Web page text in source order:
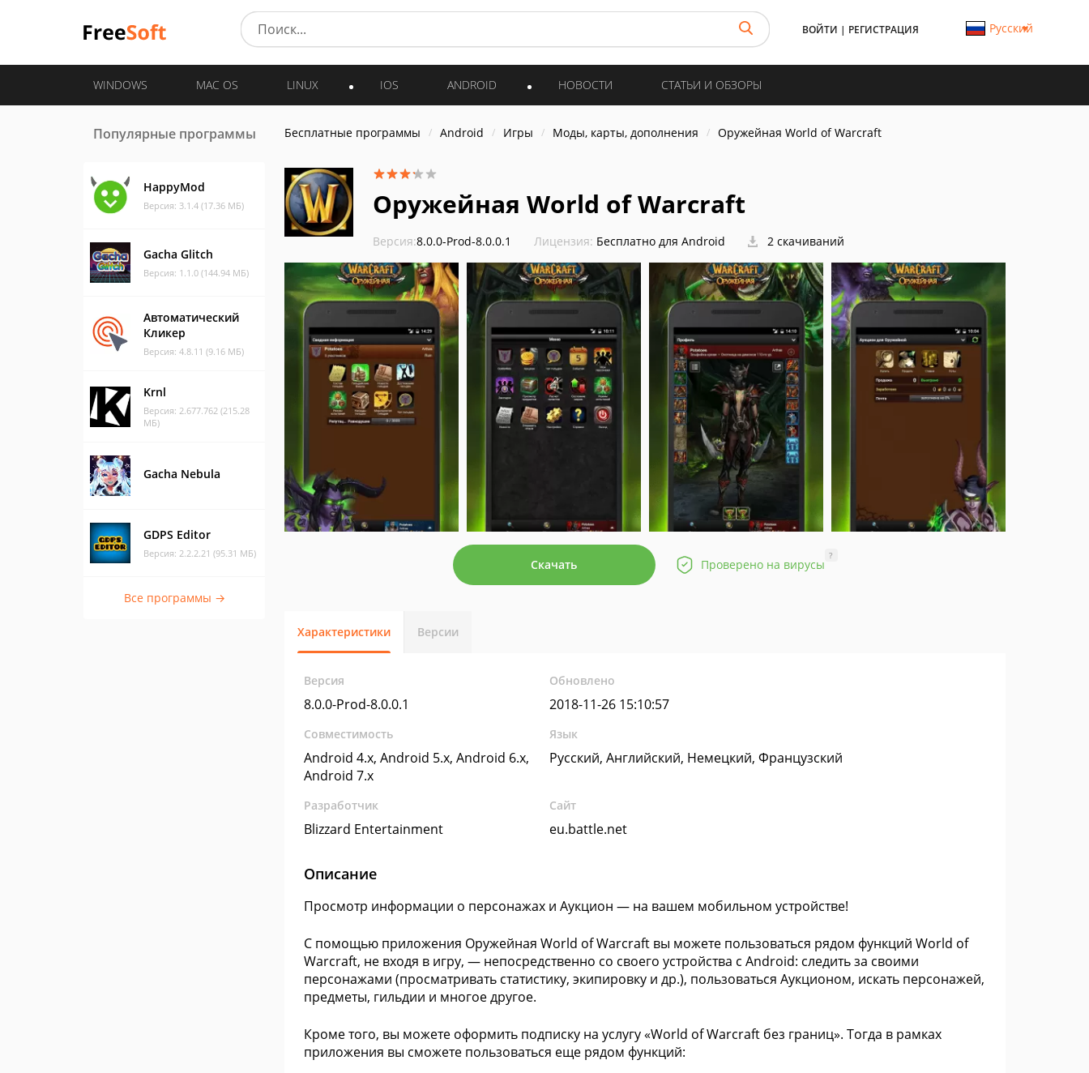
ВОЙТИ | РЕГИСТРАЦИЯ Русский
WINDOWS MAC OS LINUX IOS ANDROID НОВОСТИ СТАТЬИ И ОБЗОРЫ
Популярные программы
HappyMod
Версия: 3.1.4 (17.36 МБ)
Gacha Glitch
Версия: 1.1.0 (144.94 МБ)
Автоматический
Кликер
Версия: 4.8.11 (9.16 МБ)
Krnl
Версия: 2.677.762 (215.28
МБ)
Gacha Nebula
GDPS Editor
Версия: 2.2.2.21 (95.31 МБ)
Все программы →
Бесплатные программы Android Игры Моды, карты, дополнения Оружейная World of Warcraft
Оружейная World of Warcraft
Версия:8.0.0-Prod-8.0.0.1 Лицензия: Бесплатно для Android 2 скачиваний
Скачать Проверено на вирусы
?
Характеристики Версии
Версия
8.0.0-Prod-8.0.0.1
Обновлено
2018-11-26 15:10:57
Совместимость
Android 4.x, Android 5.x, Android 6.x,
Android 7.x
Язык
Русский, Английский, Немецкий, Французский
Разработчик
Blizzard Entertainment
Сайт
eu.battle.net
Описание
Просмотр информации о персонажах и Аукцион — на вашем мобильном устройстве!
С помощью приложения Оружейная World of Warcraft вы можете пользоваться рядом функций World of
Warcraft, не входя в игру, — непосредственно со своего устройства с Android: следить за своими
персонажами (просматривать статистику, экипировку и др.), пользоваться Аукционом, искать персонажей,
предметы, гильдии и многое другое.
Кроме того, вы можете оформить подписку на услугу «World of Warcraft без границ». Тогда в рамках
приложения вы сможете пользоваться еще рядом функций: